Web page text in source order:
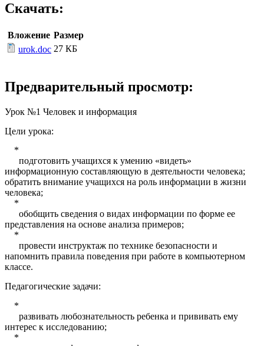
Скачать:
Вложение Размер
urok.doc 27 КБ
Предварительный просмотр:
Урок №1 Человек и информация
Цели урока:
*
подготовить учащихся к умению «видеть»
информационную составляющую в деятельности человека;
обратить внимание учащихся на роль информации в жизни
человека;
*
обобщить сведения о видах информации по форме ее
представления на основе анализа примеров;
*
провести инструктаж по технике безопасности и
напомнить правила поведения при работе в компьютерном
классе.
Педагогические задачи:
*
развивать любознательность ребенка и прививать ему
интерес к исследованию;
*